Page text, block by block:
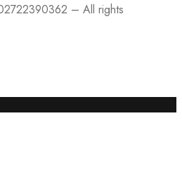
– All rights